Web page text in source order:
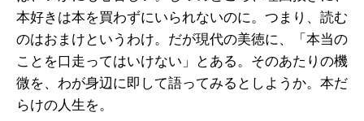
本好きは本を買わずにいられないのに。つまり、読む
のはおまけというわけ。だが現代の美徳に、「本当の
ことを口走ってはいけない」とある。そのあたりの機
微を、わが身辺に即して語ってみるとしようか。本だ
らけの人生を。